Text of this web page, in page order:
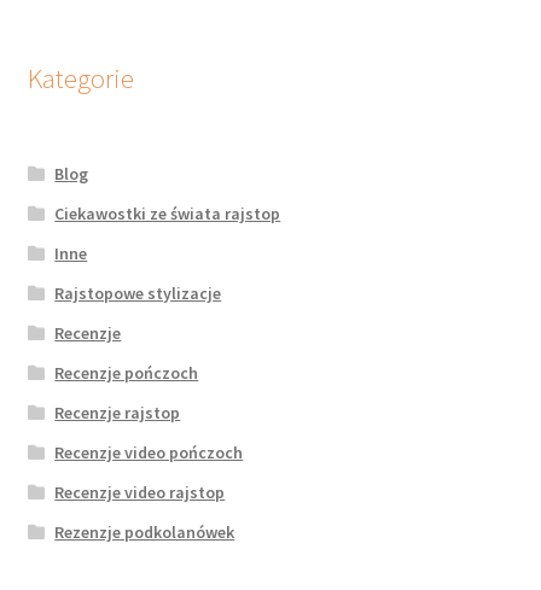
Kategorie
Blog
Ciekawostki ze świata rajstop
Inne
Rajstopowe stylizacje
Recenzje
Recenzje pończoch
Recenzje rajstop
Recenzje video pończoch
Recenzje video rajstop
Rezenzje podkolanówek